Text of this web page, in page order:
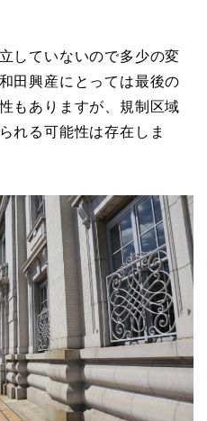
していないので多少の変
田興産にとっては最後の
もありますが、規制区域
れる可能性は存在しま